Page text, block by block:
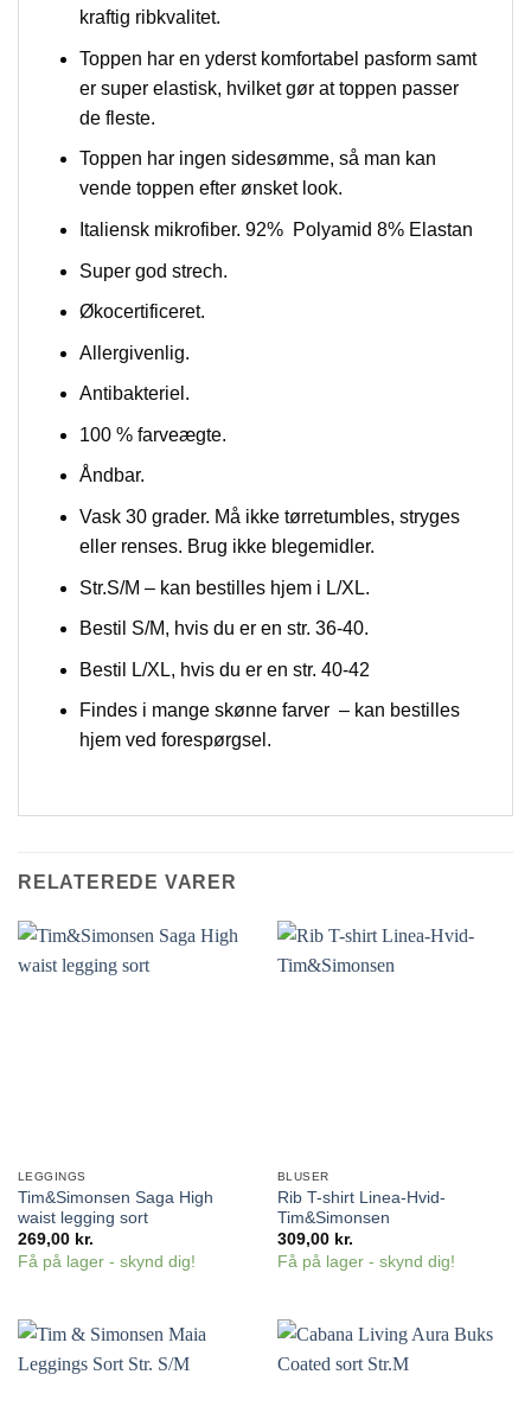
kraftig ribkvalitet.
Toppen har en yderst komfortabel pasform samt
er super elastisk, hvilket gør at toppen passer
de fleste.
Toppen har ingen sidesømme, så man kan
vende toppen efter ønsket look.
Italiensk mikrofiber. 92% Polyamid 8% Elastan
Super god strech.
Økocertificeret.
Allergivenlig.
Antibakteriel.
100 % farveægte.
Åndbar.
Vask 30 grader. Må ikke tørretumbles, stryges
eller renses. Brug ikke blegemidler.
Str.S/M – kan bestilles hjem i L/XL.
Bestil S/M, hvis du er en str. 36-40.
Bestil L/XL, hvis du er en str. 40-42
Findes i mange skønne farver – kan bestilles
hjem ved forespørgsel.
RELATEREDE VARER
LEGGINGS
Tim&Simonsen Saga High
waist legging sort
269,00 kr.
Få på lager - skynd dig!
BLUSER
Rib T-shirt Linea-Hvid-
Tim&Simonsen
309,00 kr.
Få på lager - skynd dig!